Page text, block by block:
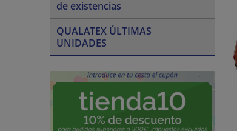
de existencias
QUALATEX ÚLTIMAS
UNIDADES